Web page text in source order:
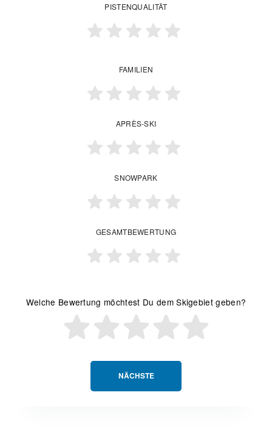
NÄCHSTE
PISTENQUALITÄT
FAMILIEN
APRÈS-SKI
SNOWPARK
GESAMTBEWERTUNG
Welche Bewertung möchtest Du dem Skigebiet geben?